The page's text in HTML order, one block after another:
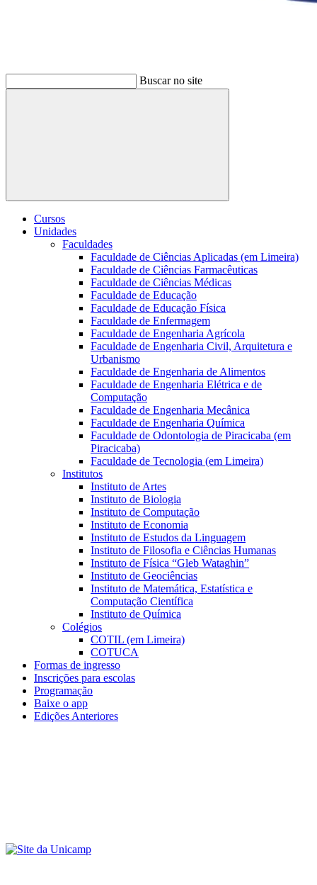
Buscar no site
Buscar
Cursos
Unidades
Faculdades
Faculdade de Ciências Aplicadas (em Limeira)
Faculdade de Ciências Farmacêuticas
Faculdade de Ciências Médicas
Faculdade de Educação
Faculdade de Educação Física
Faculdade de Enfermagem
Faculdade de Engenharia Agrícola
Faculdade de Engenharia Civil, Arquitetura e
Urbanismo
Faculdade de Engenharia de Alimentos
Faculdade de Engenharia Elétrica e de
Computação
Faculdade de Engenharia Mecânica
Faculdade de Engenharia Química
Faculdade de Odontologia de Piracicaba (em
Piracicaba)
Faculdade de Tecnologia (em Limeira)
Institutos
Instituto de Artes
Instituto de Biologia
Instituto de Computação
Instituto de Economia
Instituto de Estudos da Linguagem
Instituto de Filosofia e Ciências Humanas
Instituto de Física “Gleb Wataghin”
Instituto de Geociências
Instituto de Matemática, Estatística e
Computação Científica
Instituto de Química
Colégios
COTIL (em Limeira)
COTUCA
Formas de ingresso
Inscrições para escolas
Programação
Baixe o app
Edições Anteriores